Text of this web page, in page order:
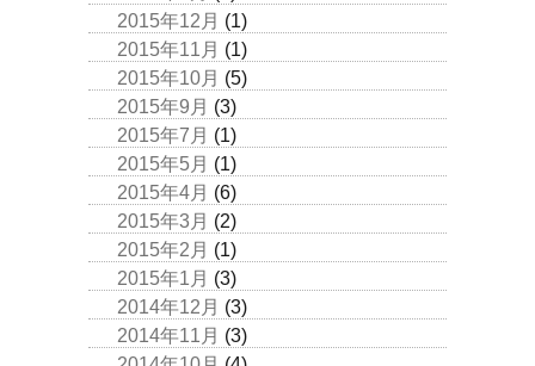
2015年12月 (1)
2015年11月 (1)
2015年10月 (5)
2015年9月 (3)
2015年7月 (1)
2015年5月 (1)
2015年4月 (6)
2015年3月 (2)
2015年2月 (1)
2015年1月 (3)
2014年12月 (3)
2014年11月 (3)